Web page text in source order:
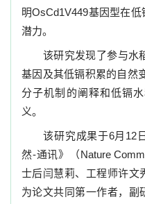
明OsCd1V449基因型在
潜力。
该研究发现了参与水稻
基因及其低镉积累的自然
分子机制的阐释和低镉
义。
该研究成果于6月12日
然-通讯》（Nature
士后闫慧莉、工程师许文
为论文共同第一作者，副